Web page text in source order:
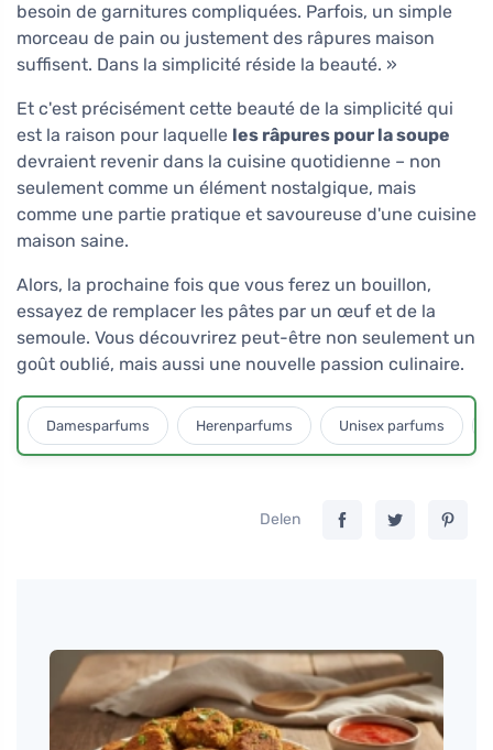
besoin de garnitures compliquées. Parfois, un simple
morceau de pain ou justement des râpures maison
suffisent. Dans la simplicité réside la beauté. »
Et c'est précisément cette beauté de la simplicité qui
est la raison pour laquelle les râpures pour la soupe
devraient revenir dans la cuisine quotidienne – non
seulement comme un élément nostalgique, mais
comme une partie pratique et savoureuse d'une cuisine
maison saine.
Alors, la prochaine fois que vous ferez un bouillon,
essayez de remplacer les pâtes par un œuf et de la
semoule. Vous découvrirez peut-être non seulement un
goût oublié, mais aussi une nouvelle passion culinaire.
Damesparfums Herenparfums Unisex parfums
Delen